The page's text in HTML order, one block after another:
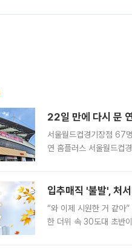
22일 만에 다시 문
서울월드컵경기장점 67
연 홈플러스 서울월드컵
입추매직 '불발', 처
“와 이제 시원한 거 같아
한 더위 속 30도대 초반